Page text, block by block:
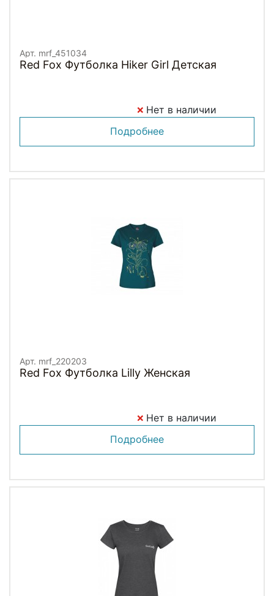
Арт. mrf_451034
Red Fox Футболка Hiker Girl Детская
Нет в наличии
Подробнее
Арт. mrf_220203
Red Fox Футболка Lilly Женская
Нет в наличии
Подробнее